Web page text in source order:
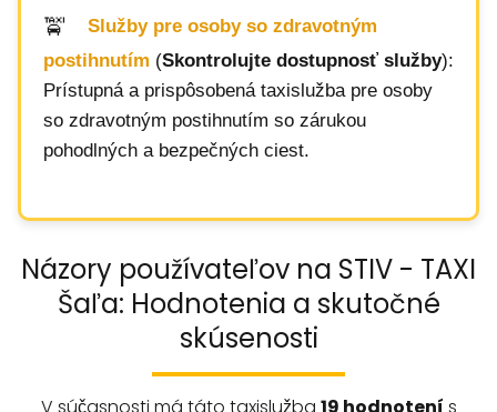
Služby pre osoby so zdravotným
postihnutím (Skontrolujte dostupnosť služby):
Prístupná a prispôsobená taxislužba pre osoby
so zdravotným postihnutím so zárukou
pohodlných a bezpečných ciest.
Názory používateľov na STIV - TAXI
Šaľa: Hodnotenia a skutočné
skúsenosti